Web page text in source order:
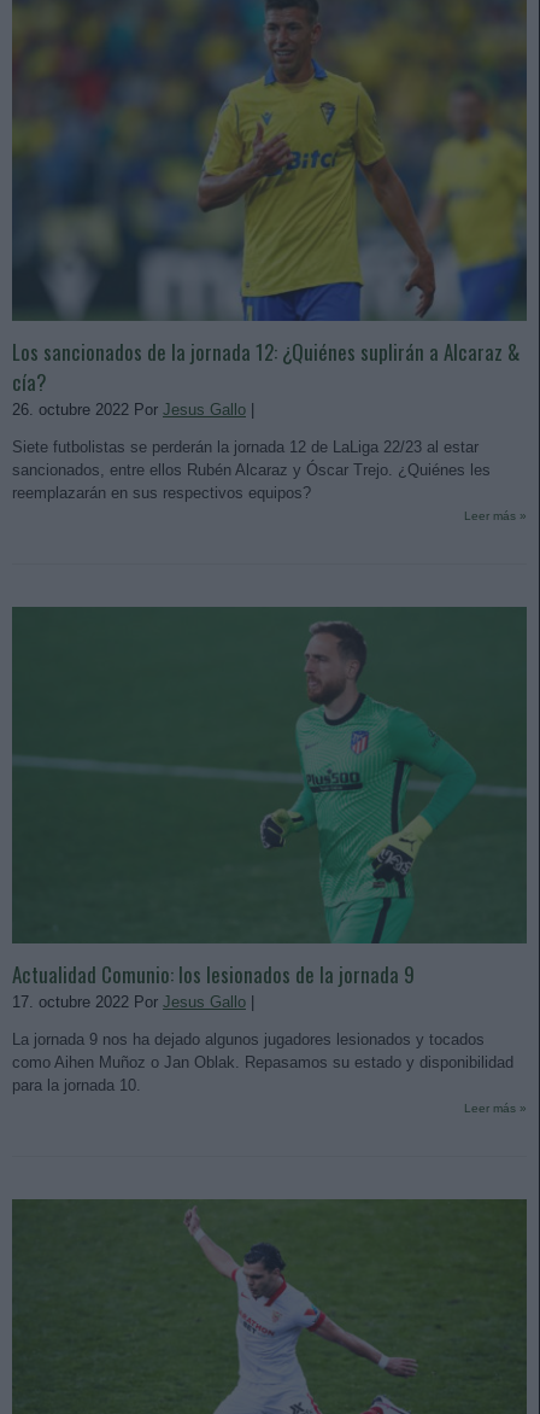
Los sancionados de la jornada 12: ¿Quiénes suplirán a Alcaraz &
cía?
26. octubre 2022 Por Jesus Gallo
Siete futbolistas se perderán la jornada 12 de LaLiga 22/23 al estar
sancionados, entre ellos Rubén Alcaraz y Óscar Trejo. ¿Quiénes les
reemplazarán en sus respectivos equipos?
Leer más »
Actualidad Comunio: los lesionados de la jornada 9
17. octubre 2022 Por Jesus Gallo
La jornada 9 nos ha dejado algunos jugadores lesionados y tocados
como Aihen Muñoz o Jan Oblak. Repasamos su estado y disponibilidad
para la jornada 10.
Leer más »